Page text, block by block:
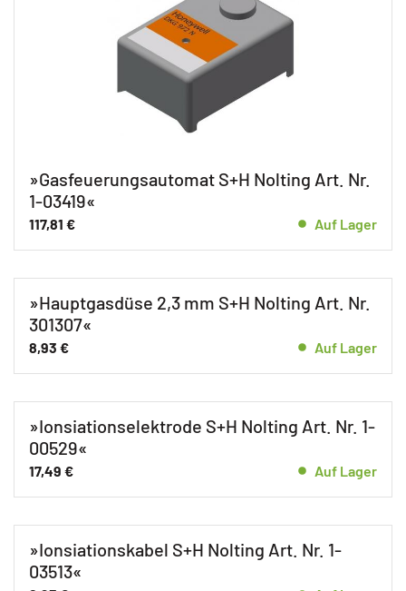
»Gasfeuerungsautomat S+H Nolting Art. Nr.
1-03419«
117,81 € Auf Lager
»Hauptgasdüse 2,3 mm S+H Nolting Art. Nr.
301307«
8,93 € Auf Lager
»Ionsiationselektrode S+H Nolting Art. Nr. 1-
00529«
17,49 € Auf Lager
»Ionsiationskabel S+H Nolting Art. Nr. 1-
03513«